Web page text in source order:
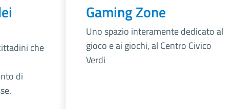
che
di
Gaming Zone
Uno spazio interamente dedicato al
gioco e ai giochi, al Centro Civico
Verdi